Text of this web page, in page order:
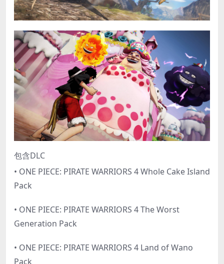
包含DLC
• ONE PIECE: PIRATE WARRIORS 4 Whole Cake Island
Pack
• ONE PIECE: PIRATE WARRIORS 4 The Worst
Generation Pack
• ONE PIECE: PIRATE WARRIORS 4 Land of Wano
Pack